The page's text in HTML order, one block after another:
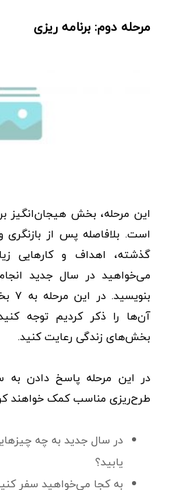
مرحله دوم: برنامه ریزی
این مرحله، بخش هیجان‌انگیز
است. بلافاصله پس از بازنگری
گذشته، اهداف و کارهایی
می‌خواهید در سال جدید
آن‌ها را ذکر کردیم توجه
بخش‌های زندگی رعایت کنید.
در این مرحله پاسخ دادن به
طرح‌ریزی مناسب کمک خواهند
در سال جدید به چه
یابید؟
به کجا می‌خواهید سفر